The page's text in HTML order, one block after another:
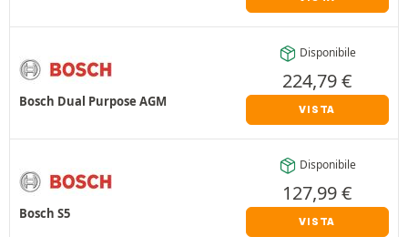
Bosch Dual Purpose AGM
Disponibile
224,79€
VISTA
Bosch S5
Disponibile
127,99€
VISTA